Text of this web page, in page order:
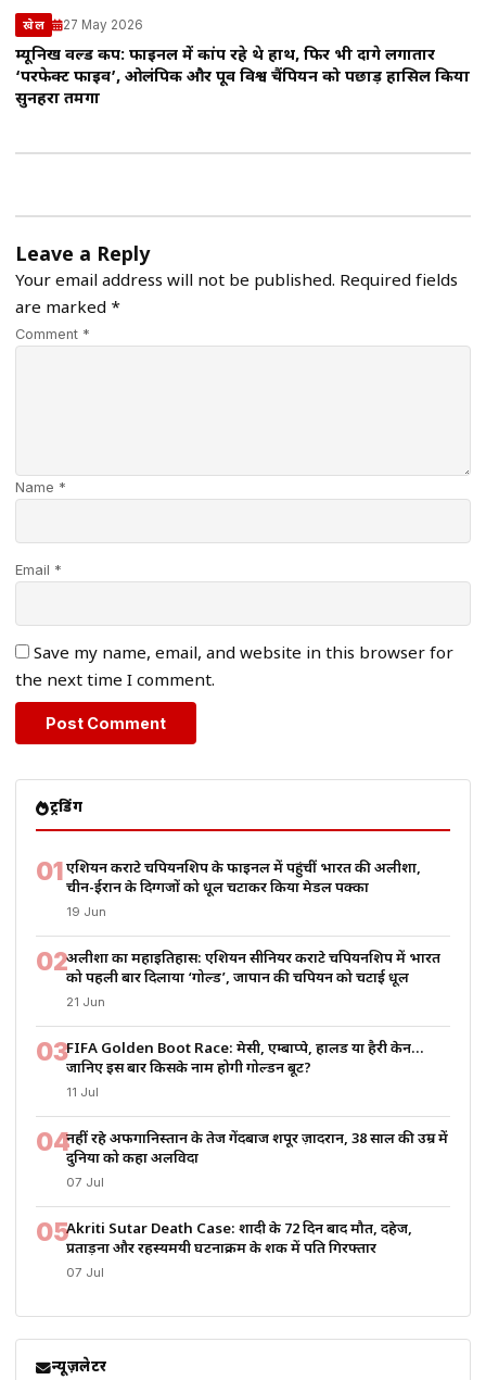
खेल 27 May 2026
म्यूनिख वर्ल्ड कप: फाइनल में कांप रहे थे हाथ, फिर भी दागे लगातार
‘परफेक्ट फाइव’, ओलंपिक और पूर्व विश्व चैंपियन को पछाड़ हासिल किया
सुनहरा तमगा
Leave a Reply
Your email address will not be published. Required fields
are marked *
Comment *
Name *
Email *
Save my name, email, and website in this browser for
the next time I comment.
ट्रेंडिंग
01एशियन कराटे चैंपियनशिप के फाइनल में पहुंचीं भारत की अलीशा,
चीन-ईरान के दिग्गजों को धूल चटाकर किया मेडल पक्का
19 Jun
02अलीशा का महाइतिहास: एशियन सीनियर कराटे चैंपियनशिप में भारत
को पहली बार दिलाया ‘गोल्ड’, जापान की चैंपियन को चटाई धूल
21 Jun
03FIFA Golden Boot Race: मेसी, एम्बाप्पे, हालैंड या हैरी केन…
जानिए इस बार किसके नाम होगी गोल्डन बूट?
11 Jul
04नहीं रहे अफगानिस्तान के तेज गेंदबाज शपूर ज़ादरान, 38 साल की उम्र में
दुनिया को कहा अलविदा
07 Jul
05Akriti Sutar Death Case: शादी के 72 दिन बाद मौत, दहेज,
प्रताड़ना और रहस्यमयी घटनाक्रम के शक में पति गिरफ्तार
07 Jul
न्यूज़लेटर